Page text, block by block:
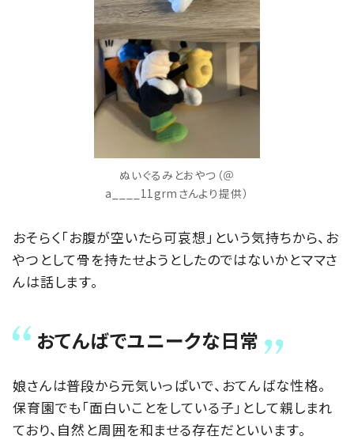
ぬいぐるみとおやつ（＠
a____11grmさんより提供）
おそらく「お腹が空いたら可哀想」という気持ちから、お
やつとして骨を持たせようとしたのではないかとママさ
んは話します。
おてんばでユニークな日常
娘さんは普段から元気いっぱいで、おてんばな性格。
保育園でも「面白いことをしている子」として親しまれ
ており、自然と周囲を和ませる存在だといいます。